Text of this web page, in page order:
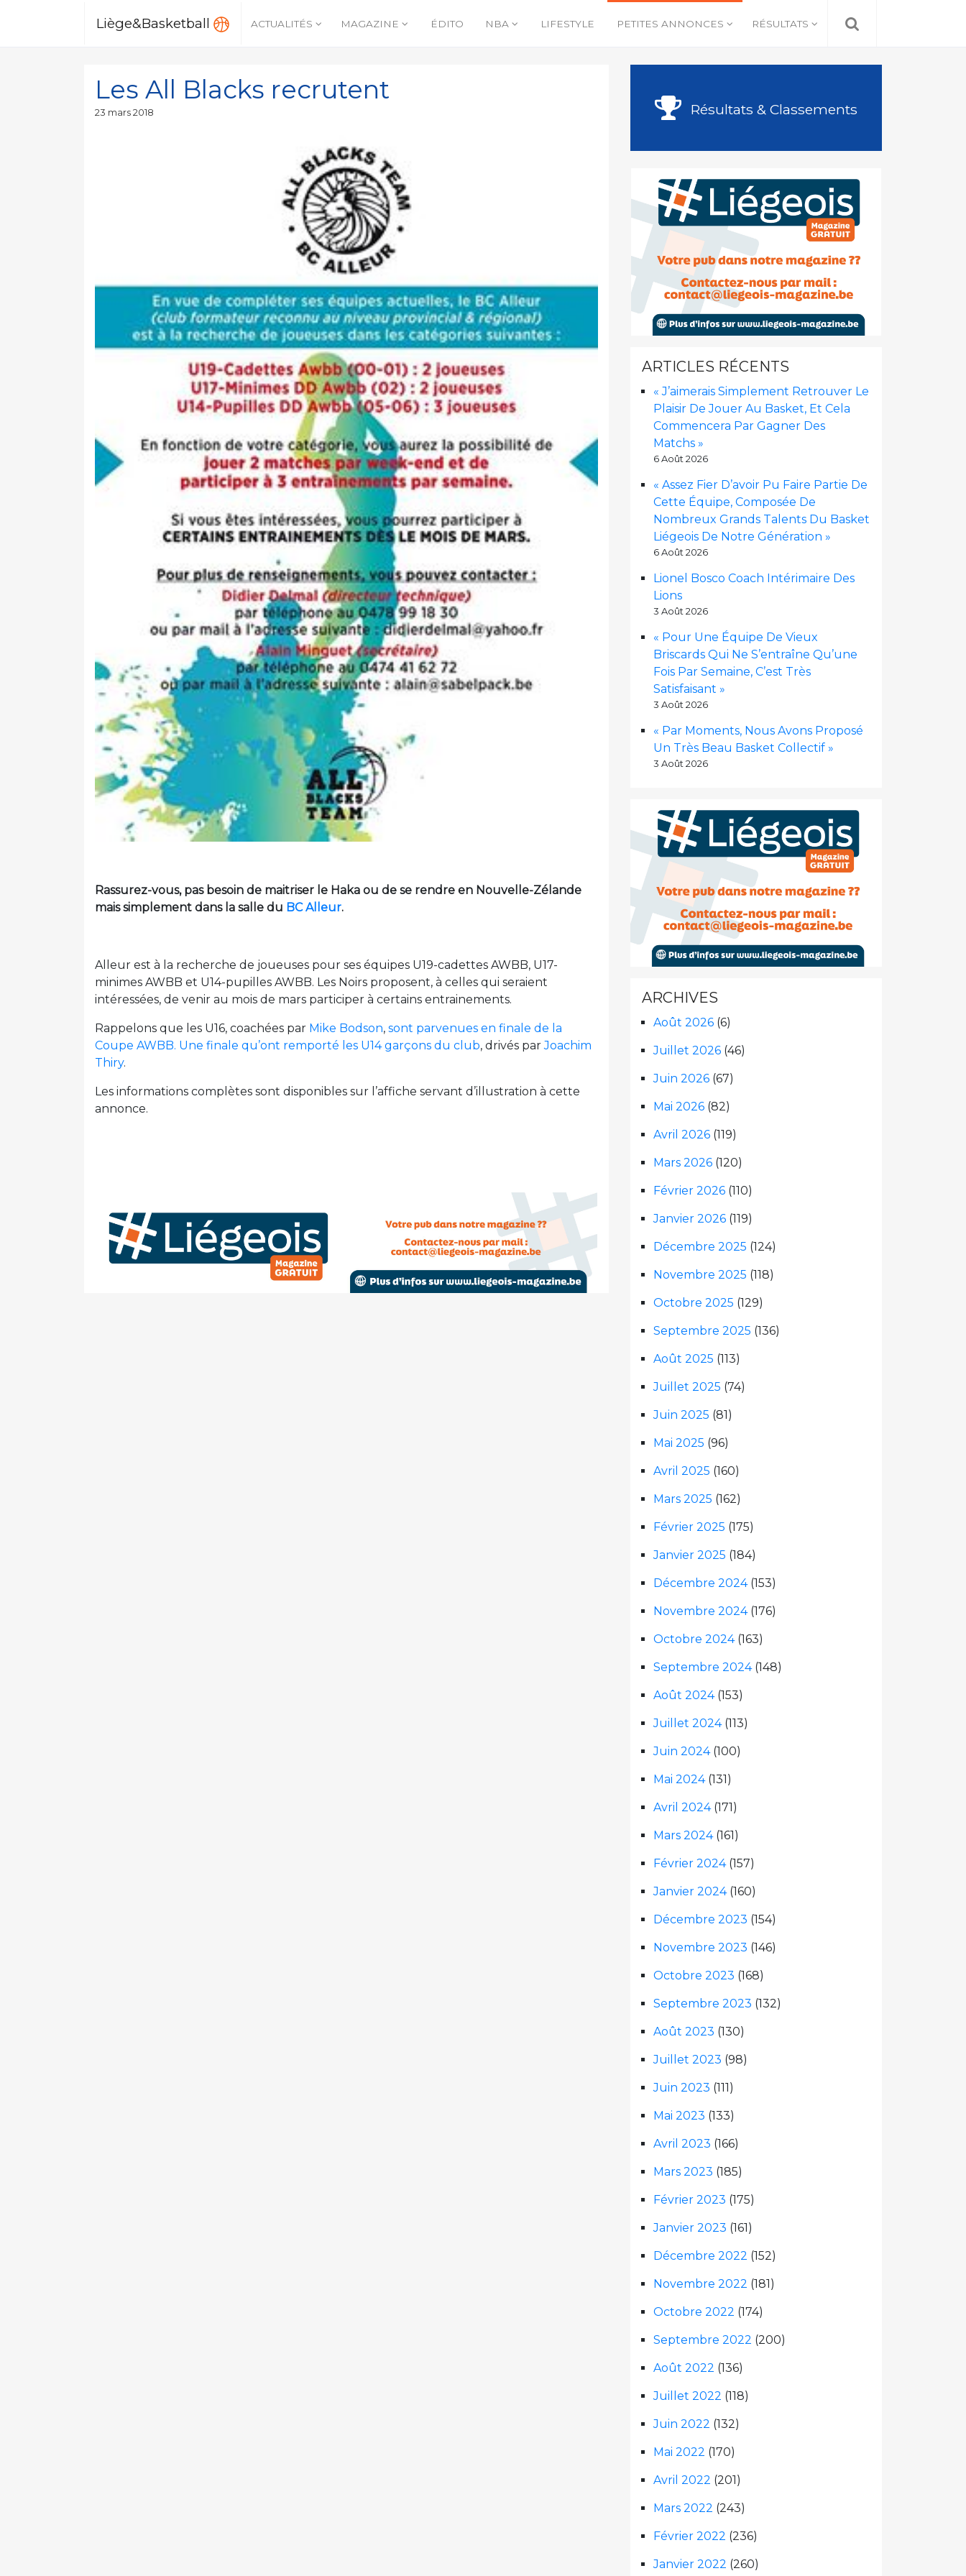
Liège&Basketball ACTUALITÉS MAGAZINE ÉDITO NBA LIFESTYLE PETITES ANNONCES RÉSULTATS
Les All Blacks recrutent
Publié
23 mars 2018
Rassurez-vous, pas besoin de maitriser le Haka ou de se rendre en Nouvelle-Zélande
mais simplement dans la salle du BC Alleur.
Alleur est à la recherche de joueuses pour ses équipes U19-cadettes AWBB, U17-
minimes AWBB et U14-pupilles AWBB. Les Noirs proposent, à celles qui seraient
intéressées, de venir au mois de mars participer à certains entrainements.
Rappelons que les U16, coachées par Mike Bodson, sont parvenues en finale de la
Coupe AWBB. Une finale qu’ont remporté les U14 garçons du club, drivés parJoachim
Thiry.
Les informations complètes sont disponibles sur l’affiche servant d’illustration à cette
annonce.
Résultats & Classements
ARTICLES RÉCENTS
« J’aimerais Simplement Retrouver Le
Plaisir De Jouer Au Basket, Et Cela
Commencera Par Gagner Des
Matchs »
6 Août 2026
« Assez Fier D’avoir Pu Faire Partie De
Cette Équipe, Composée De
Nombreux Grands Talents Du Basket
Liégeois De Notre Génération »
6 Août 2026
Lionel Bosco Coach Intérimaire Des
Lions
3 Août 2026
« Pour Une Équipe De Vieux
Briscards Qui Ne S’entraîne Qu’une
Fois Par Semaine, C’est Très
Satisfaisant »
3 Août 2026
« Par Moments, Nous Avons Proposé
Un Très Beau Basket Collectif »
3 Août 2026
ARCHIVES
Août 2026 (6)
Juillet 2026 (46)
Juin 2026 (67)
Mai 2026 (82)
Avril 2026 (119)
Mars 2026 (120)
Février 2026 (110)
Janvier 2026 (119)
Décembre 2025 (124)
Novembre 2025 (118)
Octobre 2025 (129)
Septembre 2025 (136)
Août 2025 (113)
Juillet 2025 (74)
Juin 2025 (81)
Mai 2025 (96)
Avril 2025 (160)
Mars 2025 (162)
Février 2025 (175)
Janvier 2025 (184)
Décembre 2024(153)
Novembre 2024(176)
Octobre 2024(163)
Septembre 2024(148)
Août 2024(153)
Juillet 2024(113)
Juin 2024(100)
Mai 2024(131)
Avril 2024(171)
Mars 2024(161)
Février 2024(157)
Janvier 2024(160)
Décembre 2023 (154)
Novembre 2023 (146)
Octobre 2023 (168)
Septembre 2023 (132)
Août 2023 (130)
Juillet 2023 (98)
Juin 2023 (111)
Mai 2023 (133)
Avril 2023 (166)
Mars 2023 (185)
Février 2023 (175)
Janvier 2023 (161)
Décembre 2022 (152)
Novembre 2022 (181)
Octobre 2022 (174)
Septembre 2022 (200)
Août 2022 (136)
Juillet 2022 (118)
Juin 2022 (132)
Mai 2022 (170)
Avril 2022 (201)
Mars 2022 (243)
Février 2022 (236)
Janvier 2022 (260)